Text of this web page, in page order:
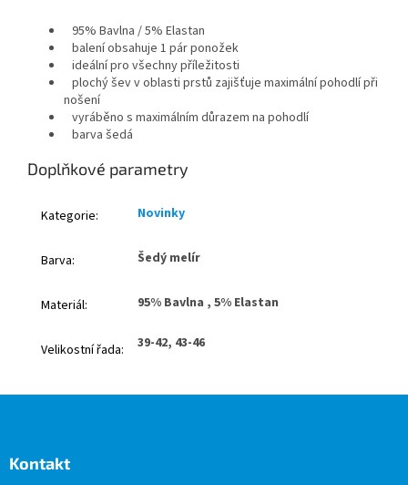
95% Bavlna / 5% Elastan
balení obsahuje 1 pár ponožek
ideální pro všechny příležitosti
plochý šev v oblasti prstů zajišťuje maximální pohodlí při
nošení
vyráběno s maximálním důrazem na pohodlí
barva šedá
Doplňkové parametry
Kategorie: Novinky
Barva: Šedý melír
Materiál: 95% Bavlna , 5% Elastan
Velikostní řada: 39-42, 43-46
Kontakt